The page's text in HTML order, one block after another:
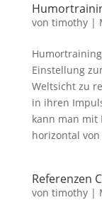
von timothy|
Einstellung
Weltsicht zu
in ihren
kann man mit
horizontal
Referenzen
von timothy|